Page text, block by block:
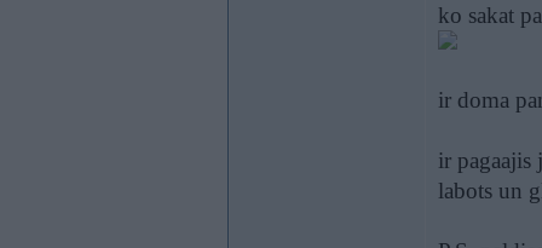
ko sakat
ir doma
ir pagaajis
labots un